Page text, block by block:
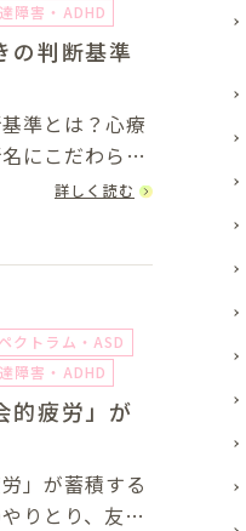
障害・ADHD
の判断基準
準とは？心療
にこだわら
重要でもあり
詳しく読む
クトラム・ASD
障害・ADHD
的疲労」が
」が蓄積する
りとり、友人